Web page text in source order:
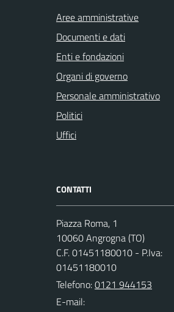
Aree amministrative
Documenti e dati
Enti e fondazioni
Organi di governo
Personale amministrativo
Politici
Uffici
CONTATTI
Piazza Roma, 1
10060 Angrogna (TO)
C.F. 01451180010 - P.Iva:
01451180010
Telefono:0121 944153
E-mail: